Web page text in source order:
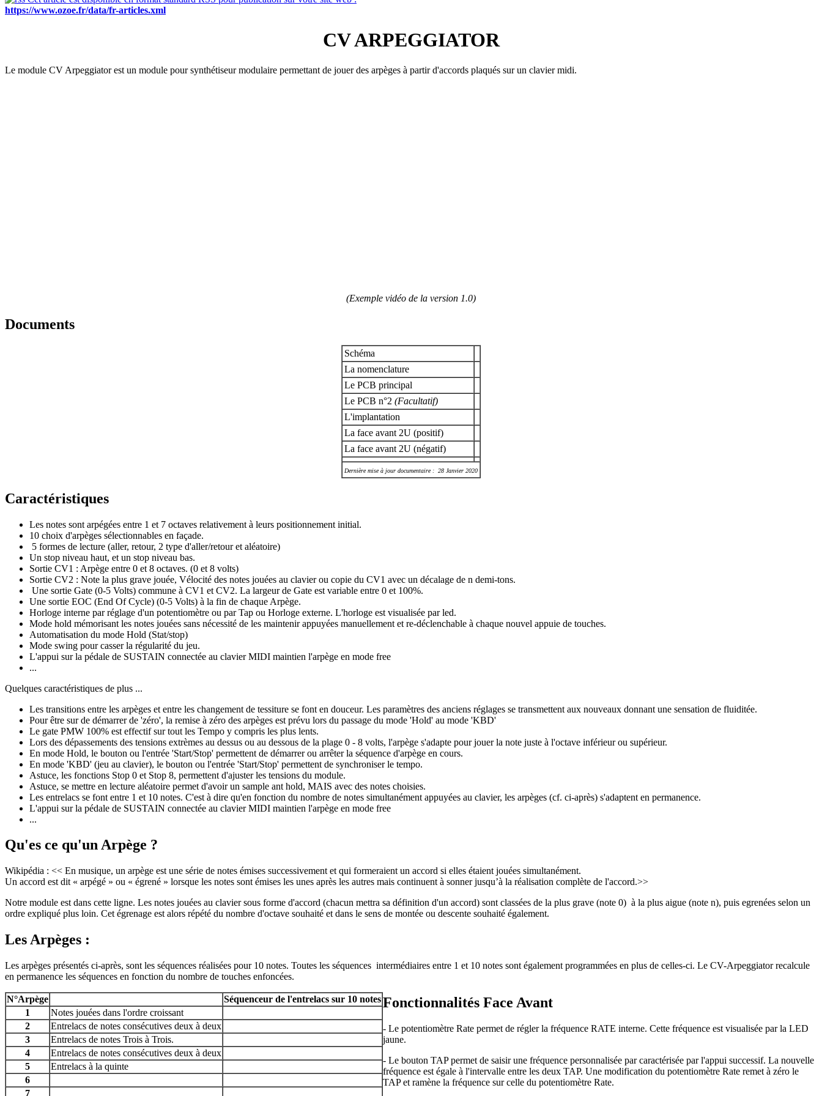
https://www.ozoe.fr/data/fr-articles.xml
CV ARPEGGIATOR
Le module CV Arpeggiator est un module pour synthétiseur modulaire permettant de jouer des arpèges à partir d'accords plaqués sur un clavier midi.
(Exemple vidéo de la version 1.0)
Documents
Schéma
La nomenclature
Le PCB principal
Le PCB n°2 (Facultatif)
L'implantation
La face avant 2U (positif)
La face avant 2U (négatif)
Dernière mise à jour documentaire : 28 Janvier 2020
Caractéristiques
Les notes sont arpégées entre 1 et 7 octaves relativement à leurs positionnement initial.
10 choix d'arpèges sélectionnables en façade.
5 formes de lecture (aller, retour, 2 type d'aller/retour et aléatoire)
Un stop niveau haut, et un stop niveau bas.
Sortie CV1 : Arpège entre 0 et 8 octaves. (0 et 8 volts)
Sortie CV2 : Note la plus grave jouée, Vélocité des notes jouées au clavier ou copie du CV1 avec un décalage de n demi-tons.
Une sortie Gate (0-5 Volts) commune à CV1 et CV2. La largeur de Gate est variable entre 0 et 100%.
Une sortie EOC (End Of Cycle) (0-5 Volts) à la fin de chaque Arpège.
Horloge interne par réglage d'un potentiomètre ou par Tap ou Horloge externe. L'horloge est visualisée par led.
Mode hold mémorisant les notes jouées sans nécessité de les maintenir appuyées manuellement et re-déclenchable à chaque nouvel appuie de touches.
Automatisation du mode Hold (Stat/stop)
Mode swing pour casser la régularité du jeu.
L'appui sur la pédale de SUSTAIN connectée au clavier MIDI maintien l'arpège en mode free
...
Quelques caractéristiques de plus ...
Les transitions entre les arpèges et entre les changement de tessiture se font en douceur. Les paramètres des anciens réglages se transmettent aux nouveaux donnant une sensation de fluiditée.
Pour être sur de démarrer de 'zéro', la remise à zéro des arpèges est prévu lors du passage du mode 'Hold' au mode 'KBD'
Le gate PMW 100% est effectif sur tout les Tempo y compris les plus lents.
Lors des dépassements des tensions extrèmes au dessus ou au dessous de la plage 0 - 8 volts, l'arpège s'adapte pour jouer la note juste à l'octave inférieur ou supérieur.
En mode Hold, le bouton ou l'entrée 'Start/Stop' permettent de démarrer ou arrêter la séquence d'arpège en cours.
En mode 'KBD' (jeu au clavier), le bouton ou l'entrée 'Start/Stop' permettent de synchroniser le tempo.
Astuce, les fonctions Stop 0 et Stop 8, permettent d'ajuster les tensions du module.
Astuce, se mettre en lecture aléatoire permet d'avoir un sample ant hold, MAIS avec des notes choisies.
Les entrelacs se font entre 1 et 10 notes. C'est à dire qu'en fonction du nombre de notes simultanément appuyées au clavier, les arpèges (cf. ci-après) s'adaptent en permanence.
L'appui sur la pédale de SUSTAIN connectée au clavier MIDI maintien l'arpège en mode free
...
Qu'es ce qu'un Arpège ?
Wikipédia : << En musique, un arpège est une série de notes émises successivement et qui formeraient un accord si elles étaient jouées simultanément.
Un accord est dit « arpégé » ou « égrené » lorsque les notes sont émises les unes après les autres mais continuent à sonner jusqu’à la réalisation complète de l'accord.>>
Notre module est dans cette ligne. Les notes jouées au clavier sous forme d'accord (chacun mettra sa définition d'un accord) sont classées de la plus grave (note 0) à la plus aigue (note n), puis egrenées selon un
ordre expliqué plus loin. Cet égrenage est alors répété du nombre d'octave souhaité et dans le sens de montée ou descente souhaité également.
Les Arpèges :
Les arpèges présentés ci-après, sont les séquences réalisées pour 10 notes. Toutes les séquences intermédiaires entre 1 et 10 notes sont également programmées en plus de celles-ci. Le CV-Arpeggiator recalcule
en permanence les séquences en fonction du nombre de touches enfoncées.
N°Arpège
Séquenceur de l'entrelacs sur 10 notes
1
Notes jouées dans l'ordre croissant
2
Entrelacs de notes consécutives deux à deux
3
Entrelacs de notes Trois à Trois.
4
Entrelacs de notes consécutives deux à deux
5
Entrelacs à la quinte
6
7
Fonctionnalités Face Avant
- Le potentiomètre Rate permet de régler la fréquence RATE interne. Cette fréquence est visualisée par la LED
jaune.
- Le bouton TAP permet de saisir une fréquence personnalisée par caractérisée par l'appui successif. La nouvelle
fréquence est égale à l'intervalle entre les deux TAP. Une modification du potentiomètre Rate remet à zéro le
TAP et ramène la fréquence sur celle du potentiomètre Rate.